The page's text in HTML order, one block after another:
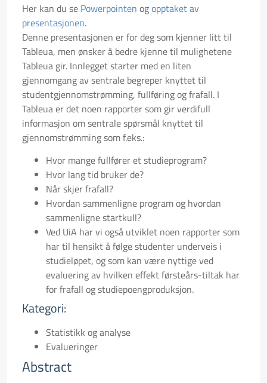
Her kan du se Powerpointen ogopptaket av
presentasjonen.
Denne presentasjonen er for deg som kjenner litt til
Tableua, men ønsker å bedre kjenne til mulighetene
Tableua gir. Innlegget starter med en liten
gjennomgang av sentrale begreper knyttet til
studentgjennomstrømming, fullføring og frafall. I
Tableua er det noen rapporter som gir verdifull
informasjon om sentrale spørsmål knyttet til
gjennomstrømming som f.eks.:
Hvor mange fullfører et studieprogram?
Hvor lang tid bruker de?
Når skjer frafall?
Hvordan sammenligne program og hvordan
sammenligne startkull?
Ved UiA har vi også utviklet noen rapporter som
har til hensikt å følge studenter underveis i
studieløpet, og som kan være nyttige ved
evaluering av hvilken effekt førsteårs-tiltak har
for frafall og studiepoengproduksjon.
Kategori:
Statistikk og analyse
Evalueringer
Abstract